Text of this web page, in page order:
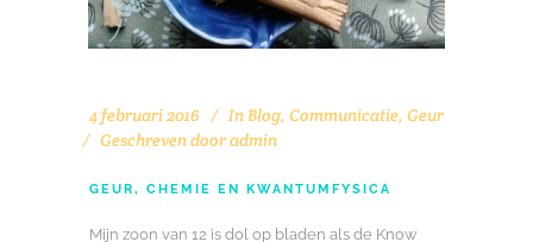
4 februari 2016 In Blog, Communicatie, Geur
Geschreven dooradmin
GEUR, CHEMIE EN KWANTUMFYSICA
Mijn zoon van 12 is dol op bladen als de Know